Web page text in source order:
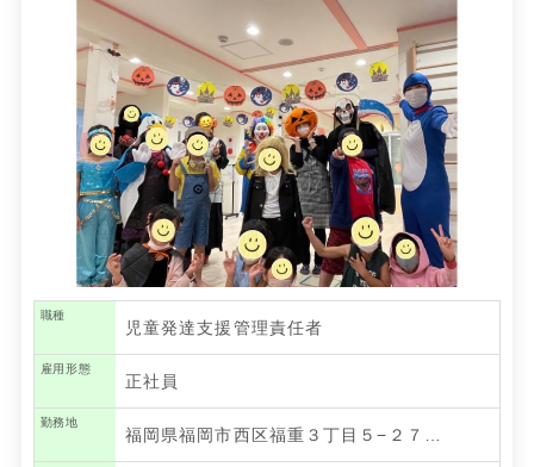
職種
児童発達支援管理責任者
雇用形態
正社員
勤務地
福岡県福岡市西区福重３丁目５−２７…